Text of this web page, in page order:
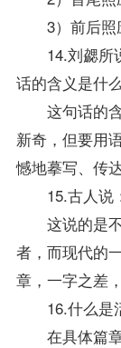
3）前后照
14.刘勰所说
话的含义是什
这句话的含
新奇，但要用
憾地摹写、传
15.古人说：
这说的是不
者，而现代的
章，一字之差
16.什么是
在具体篇章